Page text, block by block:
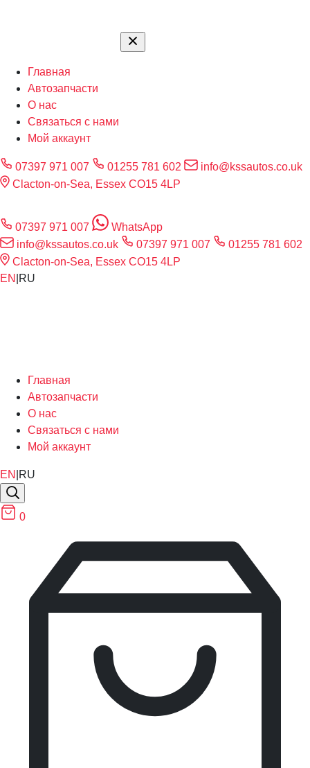
Главная
Автозапчасти
О нас
Связаться с нами
Мой аккаунт
07397 971 007 01255 781 602
info@kssautos.co.uk
Clacton-on-Sea, Essex CO15 4LP
07397 971 007
WhatsApp
info@kssautos.co.uk
07397 971 007
01255 781 602
Clacton-on-Sea, Essex CO15 4LP
EN RU
Главная
Автозапчасти
О нас
Связаться с нами
Мой аккаунт
EN RU
0